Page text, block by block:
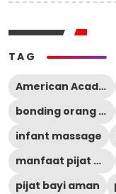
TAG
American Academy of Pediatrics
bonding orang tua dan bayi
infant massage
manfaat pijat bayi
pijat bayi aman